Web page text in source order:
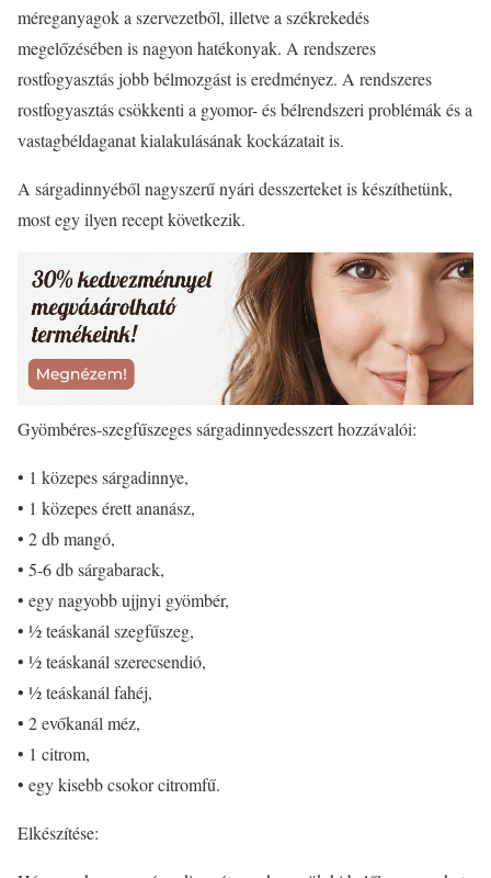
méreganyagok a szervezetből, illetve a székrekedés
megelőzésében is nagyon hatékonyak. A rendszeres
rostfogyasztás jobb bélmozgást is eredményez. A rendszeres
rostfogyasztás csökkenti a gyomor- és bélrendszeri problémák és a
vastagbéldaganat kialakulásának kockázatait is.
A sárgadinnyéből nagyszerű nyári desszerteket is készíthetünk,
most egy ilyen recept következik.
Gyömbéres-szegfűszeges sárgadinnyedesszert hozzávalói:
• 1 közepes sárgadinnye,
• 1 közepes érett ananász,
• 2 db mangó,
• 5-6 db sárgabarack,
• egy nagyobb ujjnyi gyömbér,
• ½ teáskanál szegfűszeg,
• ½ teáskanál szerecsendió,
• ½ teáskanál fahéj,
• 2 evőkanál méz,
• 1 citrom,
• egy kisebb csokor citromfű.
Elkészítése: